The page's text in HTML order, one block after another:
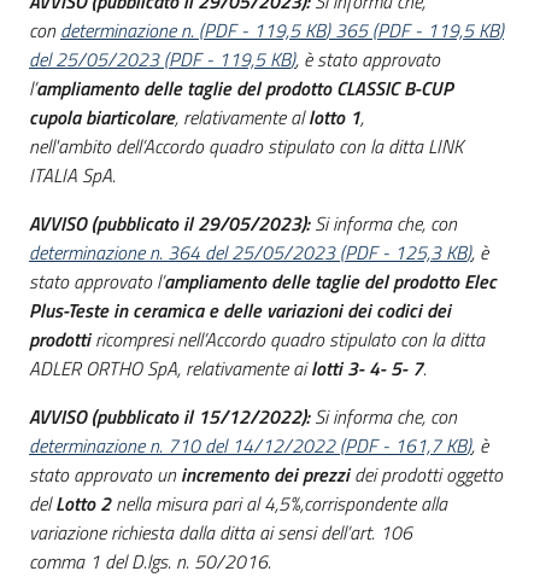
con determinazione n. (PDF- 119,5 KB)365(PDF- 119,5 KB)
del 25/05/2023(PDF- 119,5 KB), è stato approvato
l’ampliamento delle taglie del prodotto CLASSIC B-CUP
cupolabiarticolare, relativamente allotto 1,
nell'ambito dell’Accordo quadro stipulato con la ditta LINK
ITALIA SpA.
AVVISO (pubblicato il 29/05/2023):Si informa che, con
determinazione n. 364 del 25/05/2023(PDF- 125,3 KB), è
stato approvato l’ampliamento delle taglie del prodotto Elec
Plus-Teste in ceramica e delle variazioni dei codici dei
prodottiricompresi nell’Accordo quadro stipulato con la ditta
ADLER ORTHO SpA, relativamente ailotti 3- 4- 5- 7.
AVVISO (pubblicato il 15/12/2022):Si informa che, con
determinazione n. 710 del 14/12/2022(PDF- 161,7 KB), è
stato approvato un incremento dei prezzidei prodotti oggetto
delLotto 2nella misura pari al 4,5%,corrispondente alla
variazione richiesta dalla ditta ai sensi dell’art. 106
comma 1 del D.lgs. n. 50/2016.